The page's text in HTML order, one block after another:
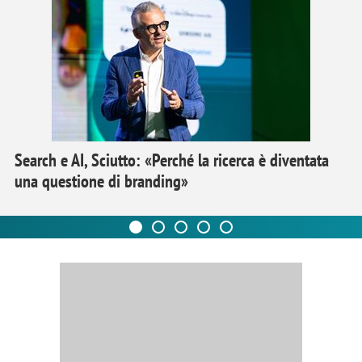
Search e AI, Sciutto: «Perché la ricerca è diventata
una questione di branding»